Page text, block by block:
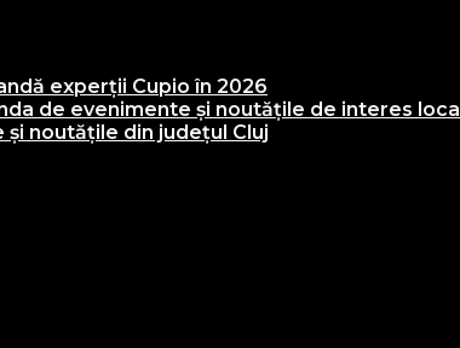
experții Cupio în 2026
de evenimente și noutățile de interes local
noutățile din județul Cluj